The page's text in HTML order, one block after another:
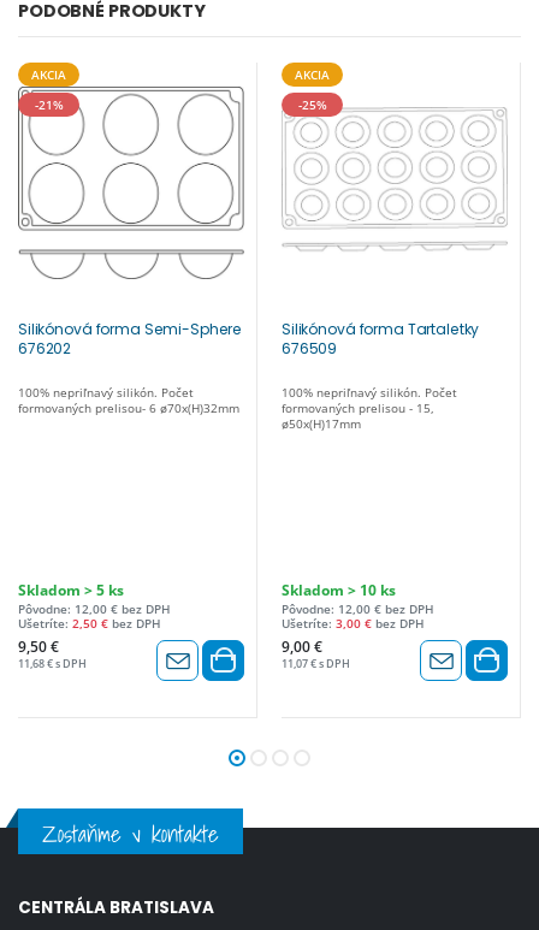
PODOBNÉ PRODUKTY
AKCIA
-21%
Silikónová forma Semi-Sphere
676202
100% nepriľnavý silikón. Počet
formovaných prelisou- 6 ø70x(H)32mm
Skladom > 5 ks
Pôvodne: 12,00 € bez DPH
Ušetríte: 2,50 € bez DPH
9,50 €
11,68 € s DPH
AKCIA
-25%
Silikónová forma Tartaletky
676509
100% nepriľnavý silikón. Počet
formovaných prelisou - 15,
ø50x(H)17mm
Skladom > 10 ks
Pôvodne: 12,00 € bez DPH
Ušetríte: 3,00 € bez DPH
9,00 €
11,07 € s DPH
Zostaňme v kontakte
CENTRÁLA BRATISLAVA